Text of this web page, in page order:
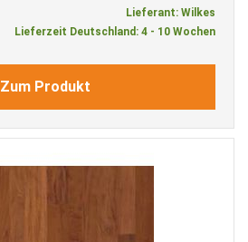
Lieferant: Wilkes
Lieferzeit Deutschland: 4 - 10 Wochen
Zum Produkt